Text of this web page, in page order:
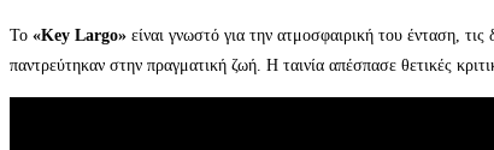
Το «Key Largo» είναι γνωστό για την ατμοσφαιρική του ένταση,
παντρεύτηκαν στην πραγματική ζωή. Η ταινία απέσπασε θετικές